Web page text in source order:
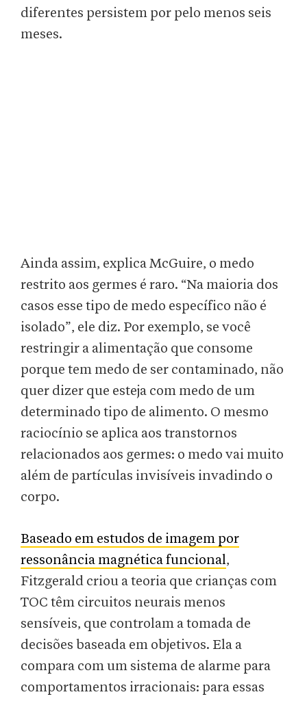
diferentes persistem por pelo menos seis
meses.
Ainda assim, explica McGuire, o medo
restrito aos germes é raro. “Na maioria dos
casos esse tipo de medo específico não é
isolado”, ele diz. Por exemplo, se você
restringir a alimentação que consome
porque tem medo de ser contaminado, não
quer dizer que esteja com medo de um
determinado tipo de alimento. O mesmo
raciocínio se aplica aos transtornos
relacionados aos germes: o medo vai muito
além de partículas invisíveis invadindo o
corpo.
Baseado em estudos de imagem por
ressonância magnética funcional,
Fitzgerald criou a teoria que crianças com
TOC têm circuitos neurais menos
sensíveis, que controlam a tomada de
decisões baseada em objetivos. Ela a
compara com um sistema de alarme para
comportamentos irracionais: para essas